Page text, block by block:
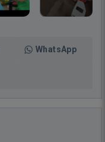
WhatsApp